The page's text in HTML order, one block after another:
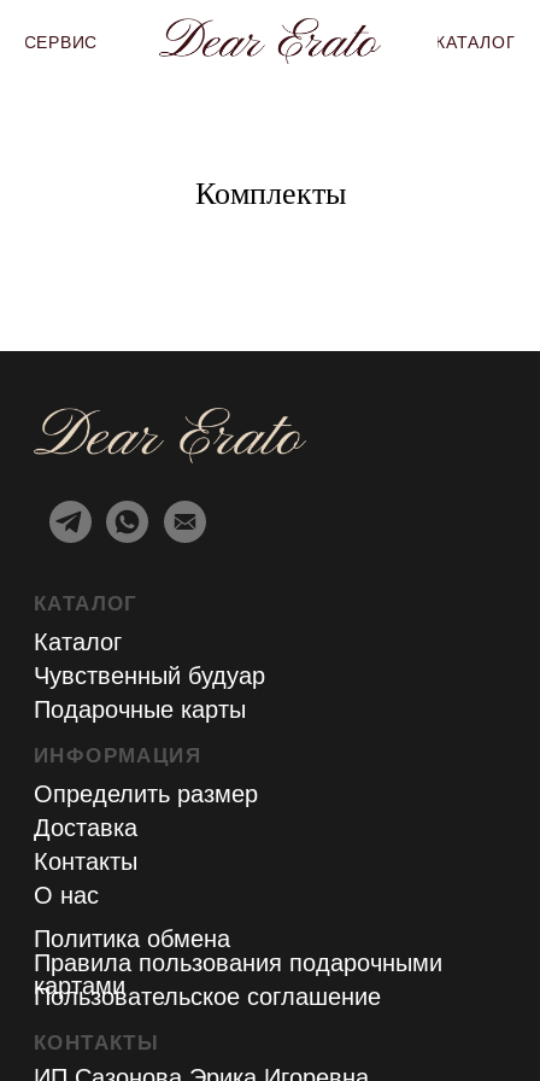
КАТАЛОГ
Комплекты
КОНТАКТЫ
КАТАЛОГ
Каталог
Подарочные карты
ИНФОРМАЦИЯ
Контакты
О нас
ИП Сазонова Эрика Игоревна
ОГРНИП 323665800006944
ИНН 662352391883
Политика обмена
Правила пользования подарочными
картами
Пользовательское соглашение